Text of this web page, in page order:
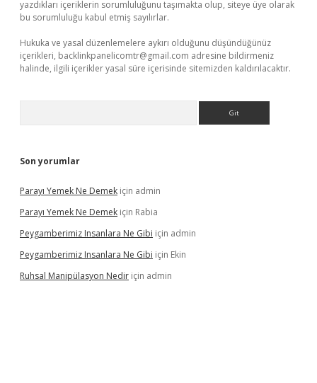
yazdıkları içeriklerin sorumluluğunu taşımakta olup, siteye üye olarak
bu sorumluluğu kabul etmiş sayılırlar.
Hukuka ve yasal düzenlemelere aykırı olduğunu düşündüğünüz
içerikleri, backlinkpanelicomtr@gmail.com adresine bildirmeniz
halinde, ilgili içerikler yasal süre içerisinde sitemizden kaldırılacaktır.
Son yorumlar
Parayı Yemek Ne Demek için admin
Parayı Yemek Ne Demek için Rabia
Peygamberimiz Insanlara Ne Gibi için admin
Peygamberimiz Insanlara Ne Gibi için Ekin
Ruhsal Manipülasyon Nedir için admin